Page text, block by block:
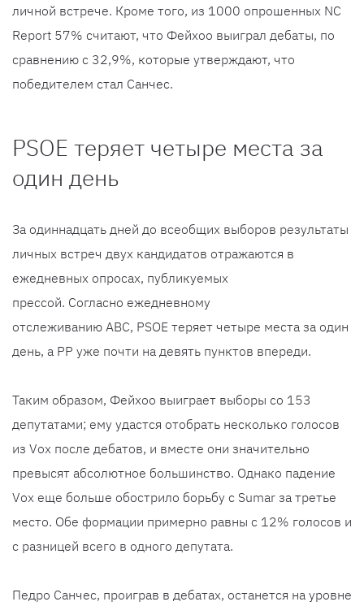
личной встрече. Кроме того, из 1000 опрошенных NC
Report 57% считают, что Фейхоо выиграл дебаты, по
сравнению с 32,9%, которые утверждают, что
победителем стал Санчес.
PSOE теряет четыре места за
один день
За одиннадцать дней до всеобщих выборов результаты
личных встреч двух кандидатов отражаются в
ежедневных опросах, публикуемых
прессой. Согласно ежедневному
отслеживанию ABC, PSOE теряет четыре места за один
день, а PP уже почти на девять пунктов впереди.
Таким образом, Фейхоо выиграет выборы со 153
депутатами; ему удастся отобрать несколько голосов
из Vox после дебатов, и вместе они значительно
превысят абсолютное большинство. Однако падение
Vox еще больше обострило борьбу с Sumar за третье
место. Обе формации примерно равны с 12% голосов и
с разницей всего в одного депутата.
Педро Санчес, проиграв в дебатах, останется на уровне